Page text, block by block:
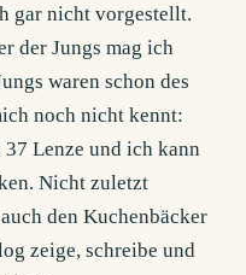
gar nicht vorgestellt.
der Jungs mag ich
waren schon des
noch nicht kennt:
Lenze und ich kann
Nicht zuletzt
den Kuchenbäcker
zeige, schreibe und